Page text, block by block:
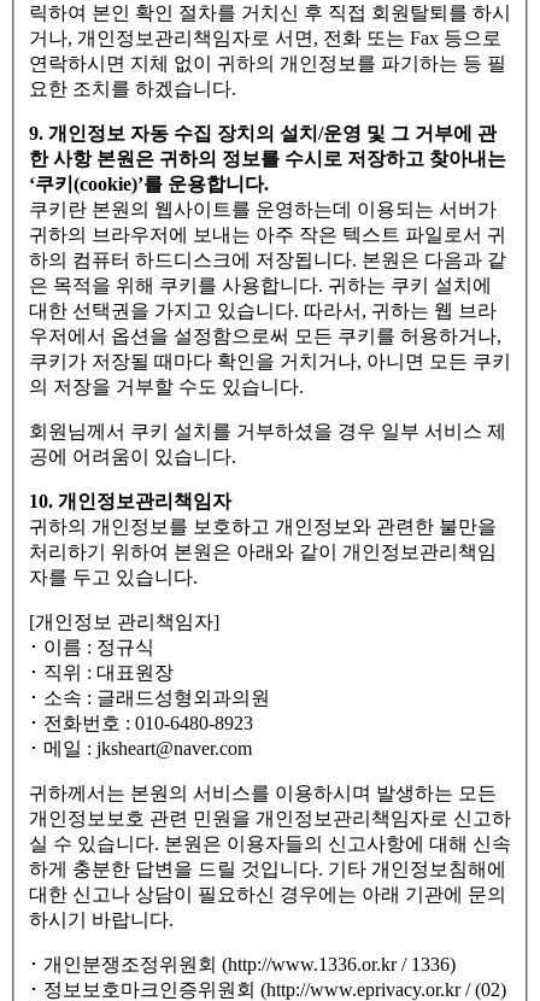
릭하여 본인 확인 절차를 거치신 후 직접 회원탈퇴를 하시
거나, 개인정보관리책임자로 서면, 전화 또는 Fax 등으로
연락하시면 지체 없이 귀하의 개인정보를 파기하는 등 필
요한 조치를 하겠습니다.
9. 개인정보 자동 수집 장치의 설치/운영 및 그 거부에 관
한 사항 본원은 귀하의 정보를 수시로 저장하고 찾아내는
‘쿠키(cookie)’를 운용합니다.
쿠키란 본원의 웹사이트를 운영하는데 이용되는 서버가
귀하의 브라우저에 보내는 아주 작은 텍스트 파일로서 귀
하의 컴퓨터 하드디스크에 저장됩니다. 본원은 다음과 같
은 목적을 위해 쿠키를 사용합니다. 귀하는 쿠키 설치에
대한 선택권을 가지고 있습니다. 따라서, 귀하는 웹 브라
우저에서 옵션을 설정함으로써 모든 쿠키를 허용하거나,
쿠키가 저장될 때마다 확인을 거치거나, 아니면 모든 쿠키
의 저장을 거부할 수도 있습니다.
회원님께서 쿠키 설치를 거부하셨을 경우 일부 서비스 제
공에 어려움이 있습니다.
10. 개인정보관리책임자
귀하의 개인정보를 보호하고 개인정보와 관련한 불만을
처리하기 위하여 본원은 아래와 같이 개인정보관리책임
자를 두고 있습니다.
[개인정보 관리책임자]
･ 이름 : 정규식
･ 직위 : 대표원장
･ 소속 : 글래드성형외과의원
･ 전화번호 : 010-6480-8923
･ 메일 : jksheart@naver.com
귀하께서는 본원의 서비스를 이용하시며 발생하는 모든
개인정보보호 관련 민원을 개인정보관리책임자로 신고하
실 수 있습니다. 본원은 이용자들의 신고사항에 대해 신속
하게 충분한 답변을 드릴 것입니다. 기타 개인정보침해에
대한 신고나 상담이 필요하신 경우에는 아래 기관에 문의
하시기 바랍니다.
･ 개인분쟁조정위원회 (http://www.1336.or.kr / 1336)
･ 정보보호마크인증위원회 (http://www.eprivacy.or.kr / (02)